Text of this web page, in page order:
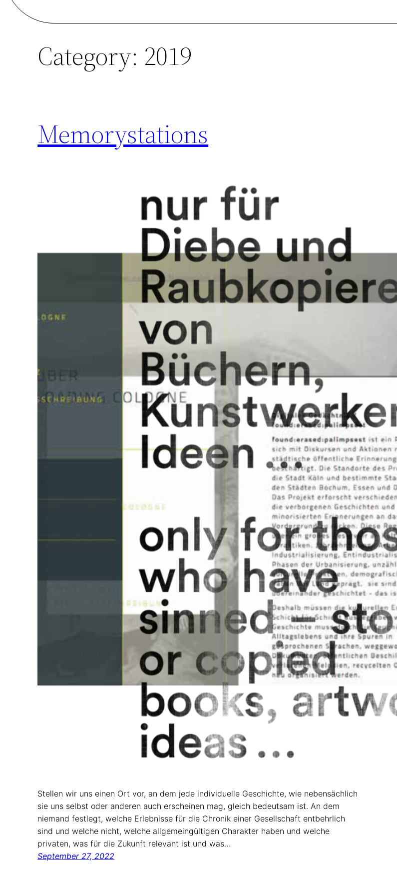
Category: 2019
Memory­stations
Stellen wir uns einen Ort vor, an dem jede individuelle Geschichte, wie nebensächlich
sie uns selbst oder anderen auch erscheinen mag, gleich bedeutsam ist. An dem
niemand festlegt, welche Erlebnisse für die Chronik einer Gesellschaft entbehrlich
sind und welche nicht, welche allgemeingültigen Charakter haben und welche
privaten, was für die Zukunft relevant ist und was…
September 27, 2022